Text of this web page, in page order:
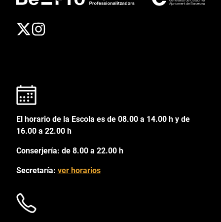
El horario de la Escola es de 08.00 a 14.00 h y de
16.00 a 22.00 h
Conserjería: de 8.00 a 22.00 h
Secretaría: ver horarios